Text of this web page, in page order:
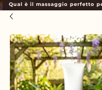
Qual è il massaggio perfetto